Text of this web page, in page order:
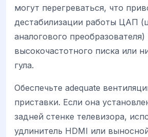
могут перегреваться, что
дестабилизации работы ЦАП
аналогового
высокочастотного писка или
гула.
Обеспечьте adequate
приставки. Если она
задней стенке телевизора,
удлинитель HDMI или